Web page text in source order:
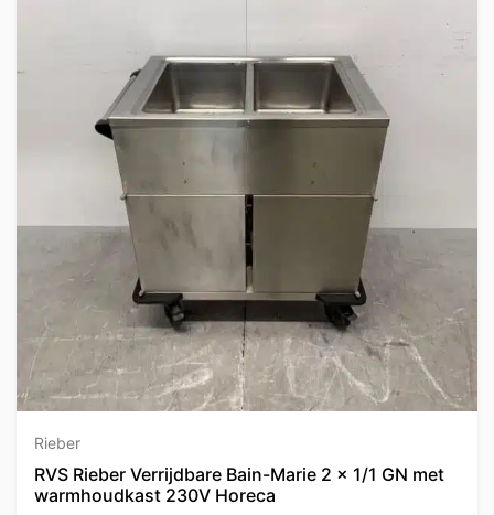
Rieber
RVS Rieber Verrijdbare Bain-Marie 2 x 1/1 GN met
warmhoudkast 230V Horeca